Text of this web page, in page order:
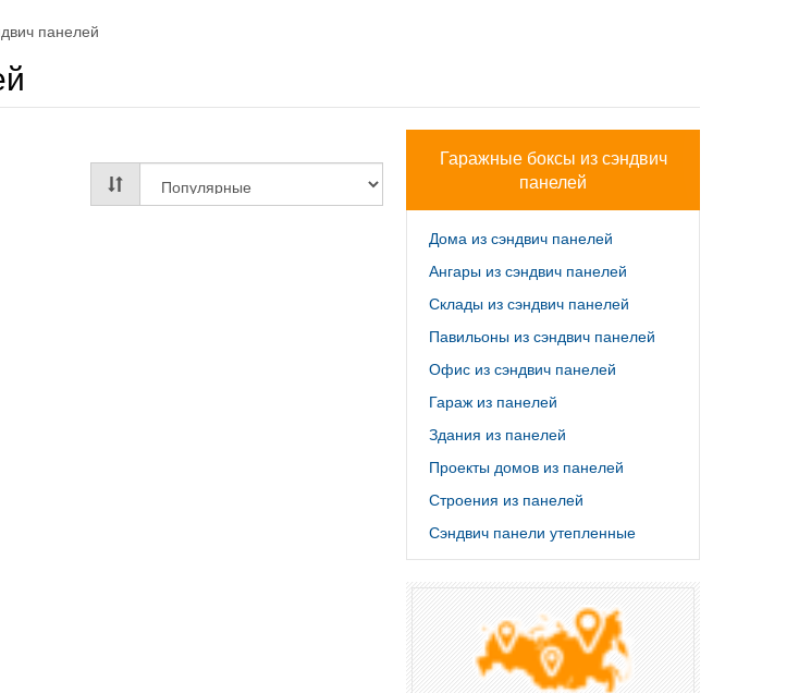
панелей
Гаражные боксы из сэндвич
панелей
Дома из сэндвич панелей
Ангары из сэндвич панелей
Склады из сэндвич панелей
Павильоны из сэндвич панелей
Офис из сэндвич панелей
Гараж из панелей
Здания из панелей
Проекты домов из панелей
Строения из панелей
Сэндвич панели утепленные